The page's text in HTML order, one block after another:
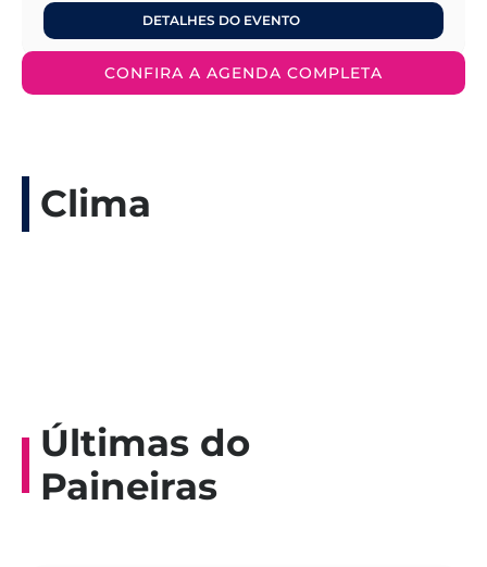
DETALHES DO EVENTO
CONFIRA A AGENDA COMPLETA
Clima
Últimas do
Paineiras